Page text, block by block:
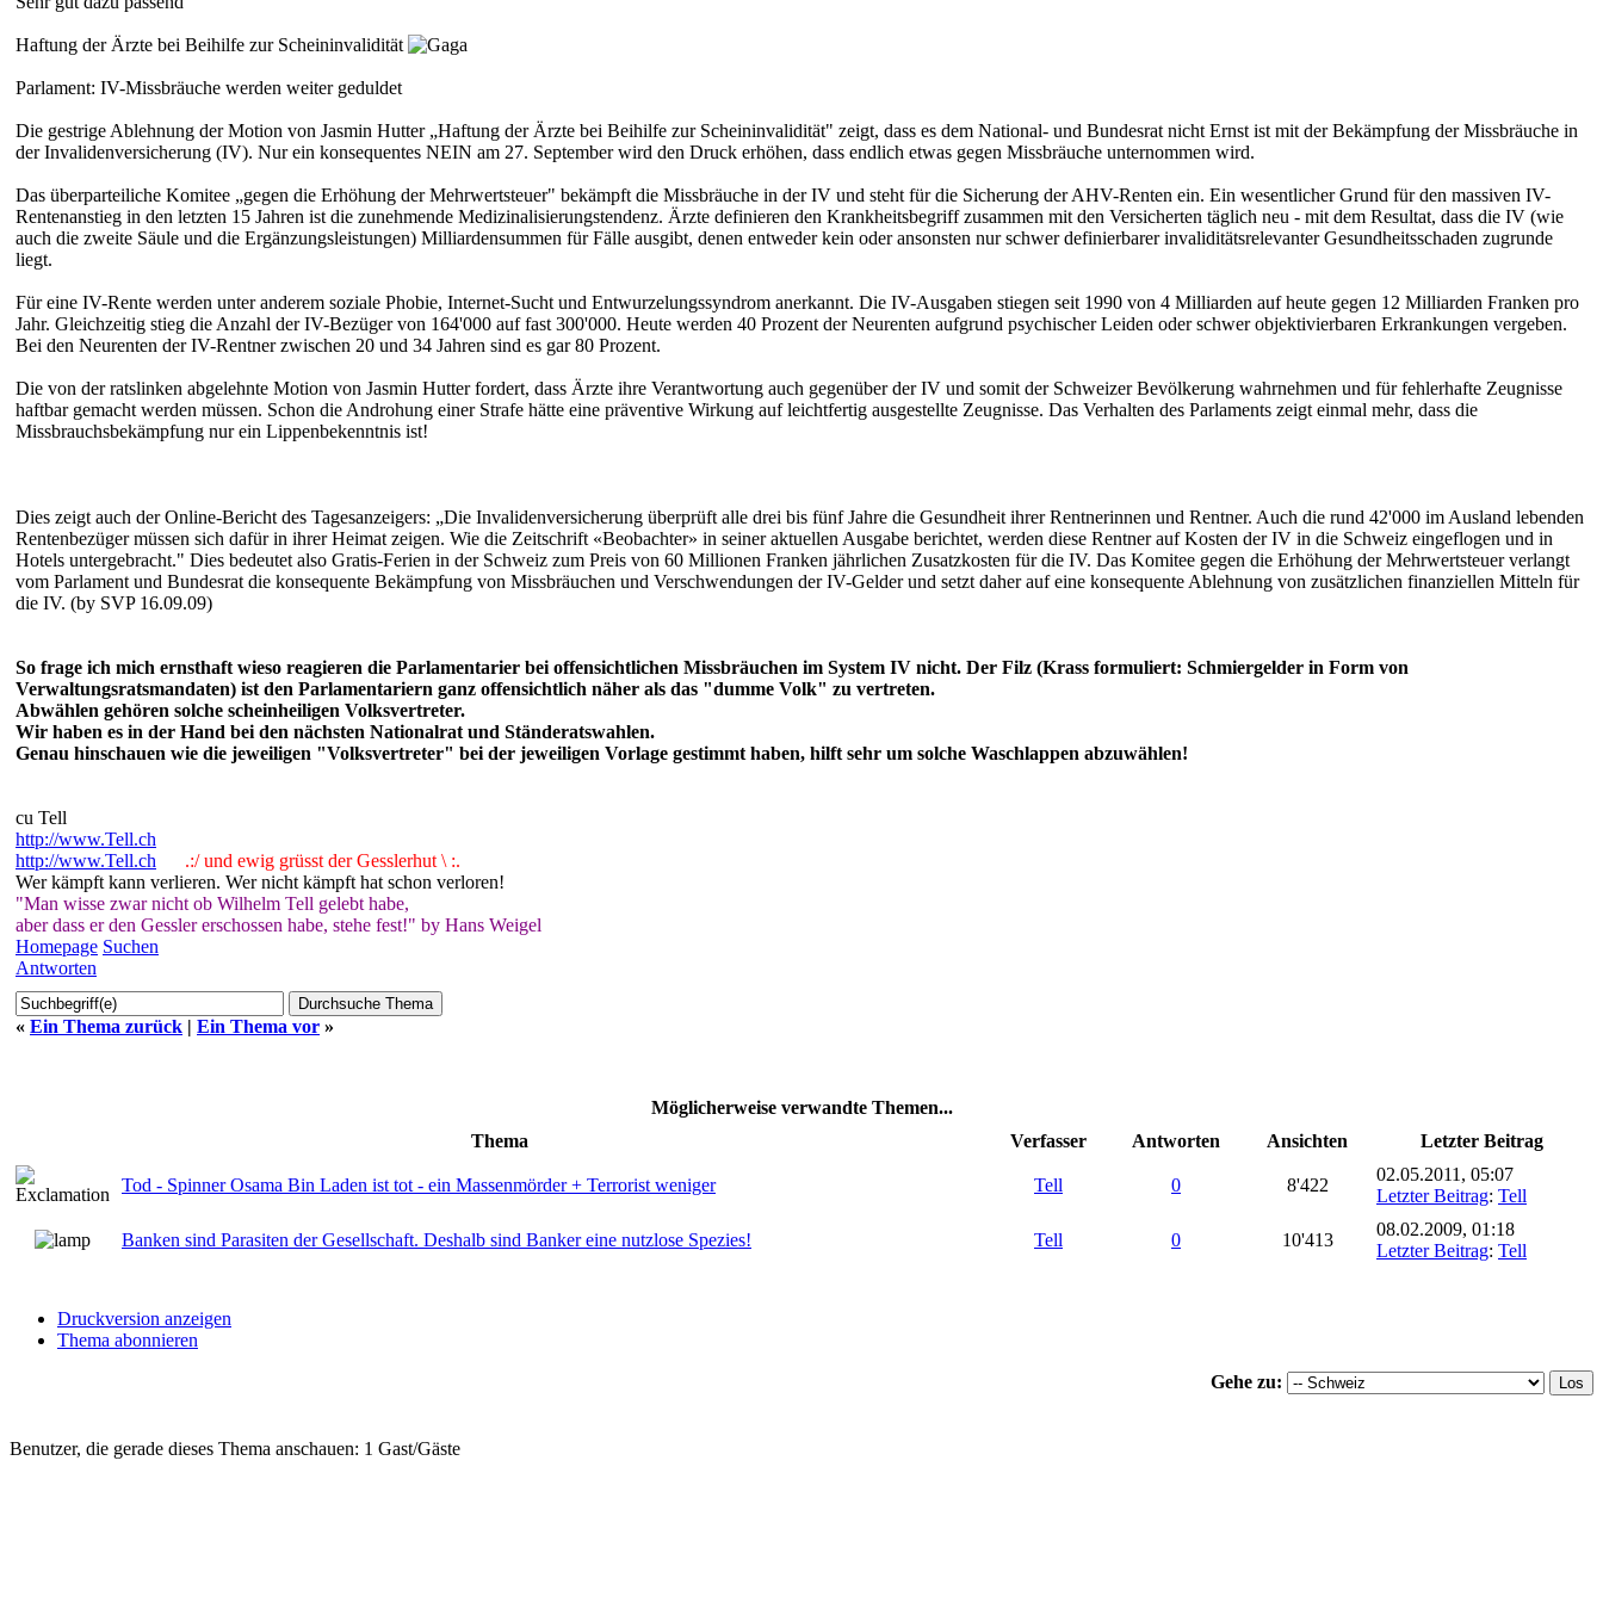
Haftung der Ärzte bei Beihilfe zur Scheininvalidität
Parlament: IV-Missbräuche werden weiter geduldet
Die gestrige Ablehnung der Motion von Jasmin Hutter „Haftung der Ärzte bei Beihilfe zur Scheininvalidität" zeigt, dass es dem National- und Bundesrat nicht Ernst ist mit der Bekämpfung der Missbräuche in
der Invalidenversicherung (IV). Nur ein konsequentes NEIN am 27. September wird den Druck erhöhen, dass endlich etwas gegen Missbräuche unternommen wird.
Das überparteiliche Komitee „gegen die Erhöhung der Mehrwertsteuer" bekämpft die Missbräuche in der IV und steht für die Sicherung der AHV-Renten ein. Ein wesentlicher Grund für den massiven IV-
Rentenanstieg in den letzten 15 Jahren ist die zunehmende Medizinalisierungstendenz. Ärzte definieren den Krankheitsbegriff zusammen mit den Versicherten täglich neu - mit dem Resultat, dass die IV (wie
auch die zweite Säule und die Ergänzungsleistungen) Milliardensummen für Fälle ausgibt, denen entweder kein oder ansonsten nur schwer definierbarer invaliditätsrelevanter Gesundheitsschaden zugrunde
liegt.
Für eine IV-Rente werden unter anderem soziale Phobie, Internet-Sucht und Entwurzelungssyndrom anerkannt. Die IV-Ausgaben stiegen seit 1990 von 4 Milliarden auf heute gegen 12 Milliarden Franken pro
Jahr. Gleichzeitig stieg die Anzahl der IV-Bezüger von 164'000 auf fast 300'000. Heute werden 40 Prozent der Neurenten aufgrund psychischer Leiden oder schwer objektivierbaren Erkrankungen vergeben.
Bei den Neurenten der IV-Rentner zwischen 20 und 34 Jahren sind es gar 80 Prozent.
Die von der ratslinken abgelehnte Motion von Jasmin Hutter fordert, dass Ärzte ihre Verantwortung auch gegenüber der IV und somit der Schweizer Bevölkerung wahrnehmen und für fehlerhafte Zeugnisse
haftbar gemacht werden müssen. Schon die Androhung einer Strafe hätte eine präventive Wirkung auf leichtfertig ausgestellte Zeugnisse. Das Verhalten des Parlaments zeigt einmal mehr, dass die
Missbrauchsbekämpfung nur ein Lippenbekenntnis ist!
Dies zeigt auch der Online-Bericht des Tagesanzeigers: „Die Invalidenversicherung überprüft alle drei bis fünf Jahre die Gesundheit ihrer Rentnerinnen und Rentner. Auch die rund 42'000 im Ausland lebenden
Rentenbezüger müssen sich dafür in ihrer Heimat zeigen. Wie die Zeitschrift «Beobachter» in seiner aktuellen Ausgabe berichtet, werden diese Rentner auf Kosten der IV in die Schweiz eingeflogen und in
Hotels untergebracht." Dies bedeutet also Gratis-Ferien in der Schweiz zum Preis von 60 Millionen Franken jährlichen Zusatzkosten für die IV. Das Komitee gegen die Erhöhung der Mehrwertsteuer verlangt
vom Parlament und Bundesrat die konsequente Bekämpfung von Missbräuchen und Verschwendungen der IV-Gelder und setzt daher auf eine konsequente Ablehnung von zusätzlichen finanziellen Mitteln für
die IV. (by SVP 16.09.09)
So frage ich mich ernsthaft wieso reagieren die Parlamentarier bei offensichtlichen Missbräuchen im System IV nicht. Der Filz (Krass formuliert: Schmiergelder in Form von
Verwaltungsratsmandaten) ist den Parlamentariern ganz offensichtlich näher als das "dumme Volk" zu vertreten.
Abwählen gehören solche scheinheiligen Volksvertreter.
Wir haben es in der Hand bei den nächsten Nationalrat und Ständeratswahlen.
Genau hinschauen wie die jeweiligen "Volksvertreter" bei der jeweiligen Vorlage gestimmt haben, hilft sehr um solche Waschlappen abzuwählen!
cu Tell
http://www.Tell.ch
http://www.Tell.ch
.:/ und ewig grüsst der Gesslerhut \ :.
Wer kämpft kann verlieren. Wer nicht kämpft hat schon verloren!
"Man wisse zwar nicht ob Wilhelm Tell gelebt habe,
aber dass er den Gessler erschossen habe, stehe fest!" by Hans Weigel
Homepage Suchen
Antworten
« Ein Thema zurück | Ein Thema vor »
Möglicherweise verwandte Themen...
Thema
Verfasser Antworten Ansichten Letzter Beitrag
Tod - Spinner Osama Bin Laden ist tot - ein Massenmörder + Terrorist weniger Tell 0 8'422
02.05.2011, 05:07
Letzter Beitrag: Tell
Banken sind Parasiten der Gesellschaft. Deshalb sind Banker eine nutzlose Spezies! Tell 0 10'413
08.02.2009, 01:18
Letzter Beitrag: Tell
Druckversion anzeigen
Thema abonnieren
Gehe zu:
Benutzer, die gerade dieses Thema anschauen: 1 Gast/Gäste